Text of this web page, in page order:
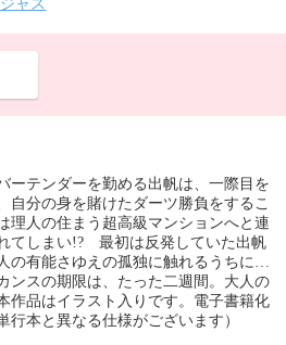
ャス
ーテンダーを勤める出帆は、一際目を
自分の身を賭けたダーツ勝負をするこ
理人の住まう超高級マンションへと連
てしまい!? 最初は反発していた出帆
の有能さゆえの孤独に触れるうちに…
ンスの期限は、たった二週間。大人の
作品はイラスト入りです。電子書籍化
行本と異なる仕様がございます）